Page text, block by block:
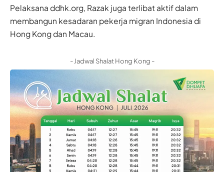
Pelaksana ddhk.org, Razak juga terlibat aktif dalam
membangun kesadaran pekerja migran Indonesia di
Hong Kong dan Macau.
- Jadwal Shalat Hong Kong -